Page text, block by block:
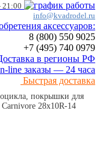
info@kvadrodel.ru
аксессуаров:
8 (800) 550 9025
+7 (495) 740 0979
в регионы РФ
line заказы — 24 часа
Быстрая доставка
покрышки для
Carnivore 28x10R-14